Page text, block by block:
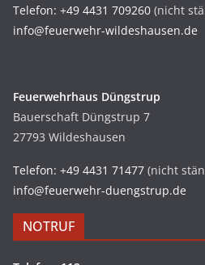
Telefon: +49 4431 709260 (nicht
info@feuerwehr-wildeshausen.de
Feuerwehrhaus Düngstrup
Bauerschaft Düngstrup 7
27793 Wildeshausen
Telefon: +49 4431 71477 (nicht
info@feuerwehr-duengstrup.de
NOTRUF